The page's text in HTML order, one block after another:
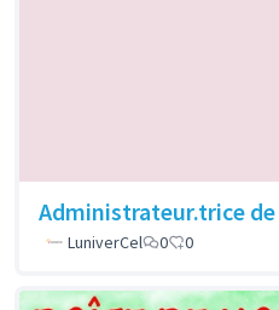
Administrateur.trice
LuniverCel
0 0